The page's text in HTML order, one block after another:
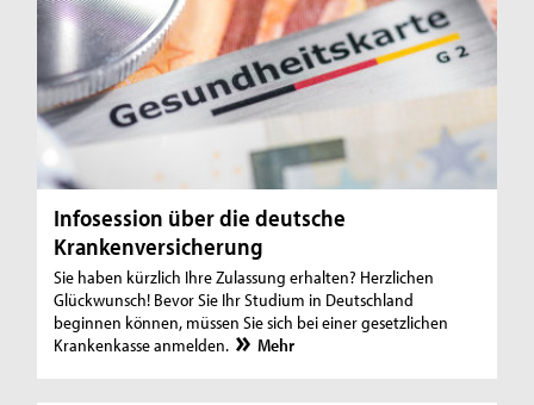
Infosession über die deutsche
Krankenversicherung
Sie haben kürzlich Ihre Zulassung erhalten? Herzlichen
Glückwunsch! Bevor Sie Ihr Studium in Deutschland
beginnen können, müssen Sie sich bei einer gesetzlichen
Krankenkasse anmelden.
Mehr